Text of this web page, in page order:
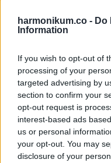
harmonikum.co - Do
Information
If you wish to opt-out of
processing of your
targeted advertising by
section to confirm your
opt-out request is
interest-based ads
us or personal
your opt-out. You may
disclosure of your
Egyedül maradtunk.
teszik.Ahogy Dániel is
is méltón.
Nem szeretnék
nem mindig habos-
Forrás